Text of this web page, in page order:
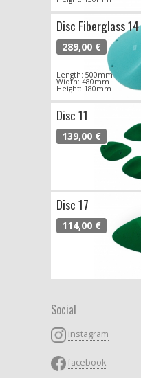
Disc Fiberglass
289,00 €
Length: 500mm
Width: 480mm
Height: 180mm
Disc 11
139,00 €
Disc 17
114,00 €
Social
instagram
facebook